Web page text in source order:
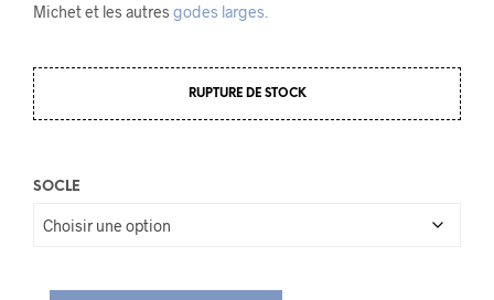
Michet et les autres godes larges.
RUPTURE DE STOCK
SOCLE